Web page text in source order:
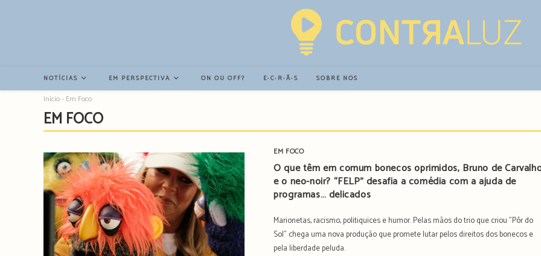
NOTÍCIAS EM PERSPECTIVA ON OU OFF? E∙C∙R∙Ã∙S SOBRE NÓS
Início- Em Foco
EM FOCO
EM FOCO
O que têm em comum bonecos oprimidos, Bruno de
e o neo-noir? “FELP” desafia a comédia com a ajuda de
programas… delicados
Marionetas, racismo, politiquices e humor. Pelas mãos do trio que criou "Pôr do
Sol" chega uma nova produção que promete lutar pelos direitos dos bonecos e
pela liberdade peluda.